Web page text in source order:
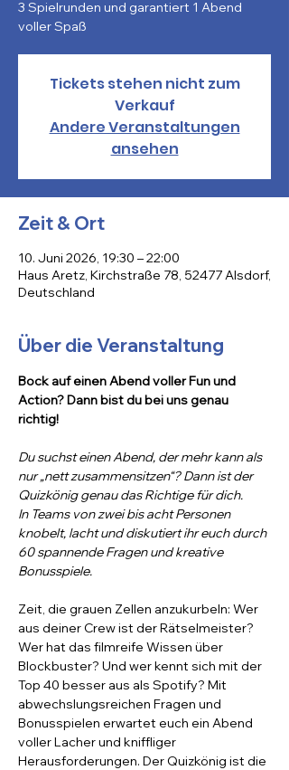
3 Spielrunden und garantiert 1 Abend
voller Spaß
Tickets stehen nicht zum
Verkauf
Andere Veranstaltungen
ansehen
Zeit & Ort
10. Juni 2026, 19:30 – 22:00
Haus Aretz, Kirchstraße 78, 52477 Alsdorf,
Deutschland
Über die Veranstaltung
Bock auf einen Abend voller Fun und
Action? Dann bist du bei uns genau
richtig!
Du suchst einen Abend, der mehr kann als
nur „nett zusammensitzen“? Dann ist der
Quizkönig genau das Richtige für dich.
In Teams von zwei bis acht Personen
knobelt, lacht und diskutiert ihr euch durch
60 spannende Fragen und kreative
Bonusspiele.
Zeit, die grauen Zellen anzukurbeln: Wer
aus deiner Crew ist der Rätselmeister?
Wer hat das filmreife Wissen über
Blockbuster? Und wer kennt sich mit der
Top 40 besser aus als Spotify? Mit
abwechslungsreichen Fragen und
Bonusspielen erwartet euch ein Abend
voller Lacher und kniffliger
Herausforderungen. Der Quizkönig ist die